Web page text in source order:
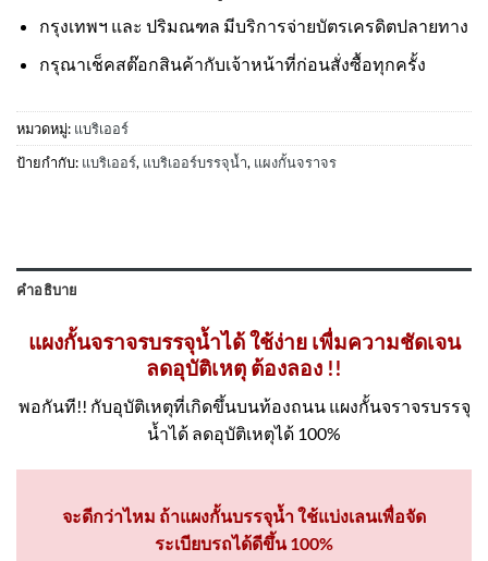
กรุงเทพฯ และ ปริมณฑล มีบริการจ่ายบัตรเครดิตปลายทาง
กรุณาเช็คสต๊อกสินค้ากับเจ้าหน้าที่ก่อนสั่งซื้อทุกครั้ง
หมวดหมู่: แบริเออร์
ป้ายกำกับ: แบริเออร์, แบริเออร์บรรจุน้ำ, แผงกั้นจราจร
คำอธิบาย
แผงกั้นจราจรบรรจุน้ำได้ ใช้ง่าย เพื่มความชัดเจน
ลดอุบัติเหตุ ต้องลอง !!
พอกันที!! กับอุบัติเหตุที่เกิดขึ้นบนท้องถนน แผงกั้นจราจรบรรจุ
น้ำได้ ลดอุบัติเหตุได้ 100%
จะดีกว่าไหม ถ้าแผงกั้นบรรจุน้ำ ใช้แบ่งเลนเพื่อจัด
ระเบียบรถได้ดีขึ้น 100%